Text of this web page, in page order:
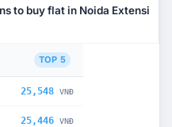
to buy flat in Noida Extension?
TOP 5
25,548 VNĐ
25,446 VNĐ